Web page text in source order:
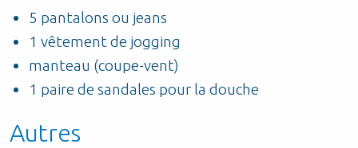
5 pantalons ou jeans
1 vêtement de jogging
manteau (coupe-vent)
1 paire de sandales pour la douche
Autres